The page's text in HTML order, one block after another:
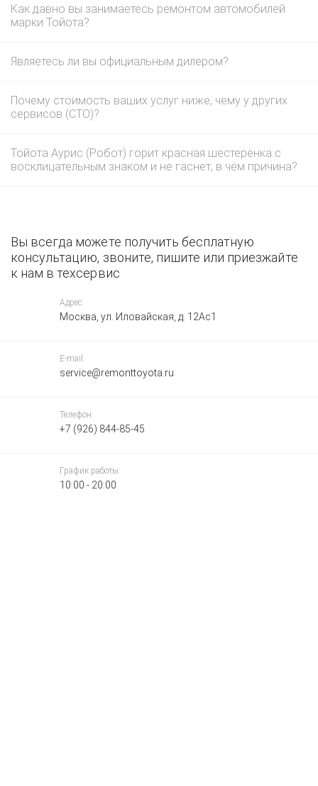
Как давно вы занимаетесь ремонтом автомобилей
марки Тойота?
Являетесь ли вы официальным дилером?
Почему стоимость ваших услуг ниже, чему у других
сервисов (СТО)?
Тойота Аурис (Робот) горит красная шестерёнка с
восклицательным знаком и не гаснет, в чём причина?
Вы всегда можете получить бесплатную
консультацию, звоните, пишите или приезжайте
к нам в техсервис
Адрес:
Москва, ул. Иловайская, д. 12Ас1
E-mail:
service@remonttoyota.ru
Телефон:
+7 (926) 844-85-45
График работы:
10:00 - 20:00